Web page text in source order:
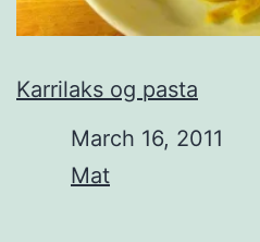
Karrilaks og pasta
March 16, 2011
In relation to
Mat